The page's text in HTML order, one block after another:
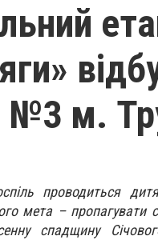
м.
проводиться
мета – пропагувати
спадщину